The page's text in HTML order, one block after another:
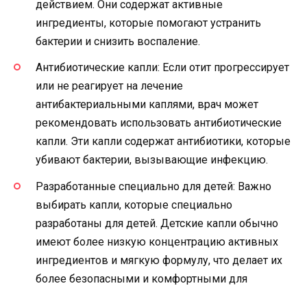
действием. Они содержат активные
ингредиенты, которые помогают устранить
бактерии и снизить воспаление.
Антибиотические капли: Если отит прогрессирует
или не реагирует на лечение
антибактериальными каплями, врач может
рекомендовать использовать антибиотические
капли. Эти капли содержат антибиотики, которые
убивают бактерии, вызывающие инфекцию.
Разработанные специально для детей: Важно
выбирать капли, которые специально
разработаны для детей. Детские капли обычно
имеют более низкую концентрацию активных
ингредиентов и мягкую формулу, что делает их
более безопасными и комфортными для